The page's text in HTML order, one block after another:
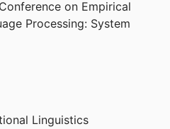
der Textkodierung
Datamining
on Empirical
Processing: System
Linguistics